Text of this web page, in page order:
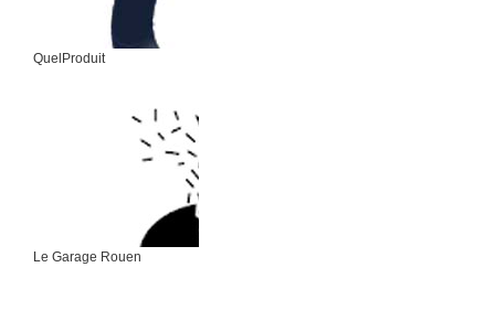
QuelProduit
Le Garage Rouen